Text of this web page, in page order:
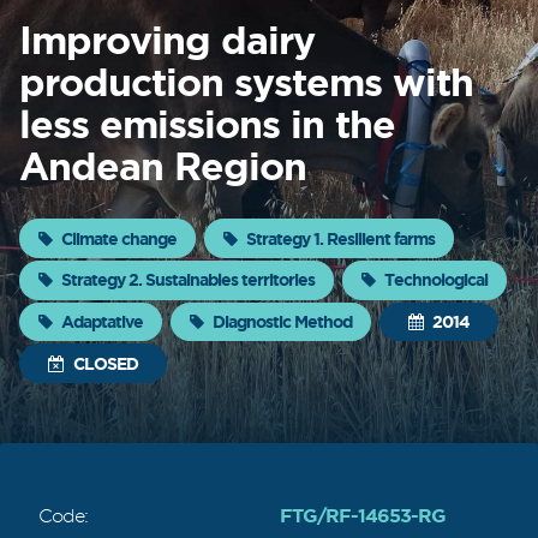
About
FONTAGRO
FONTAGRO is a mechanism de
cooperación único que fomenta la
inversión en innovación en el sector
agroalimentario de América Latina y El
Caribe, y promueve plataformas
regionales públicas y privadas. Sar
Know more
Improving dairy
production systems with
less emissions in the
Andean Region
Climate change Strategy 1. Resilient farms
Strategy 2. Sustainables territories Technological
Adaptative Diagnostic Method 2014
CLOSED
Code: FTG/RF-14653-RG